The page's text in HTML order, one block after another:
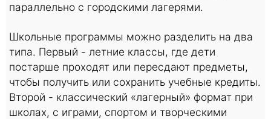
параллельно с городскими лагерями.
Школьные программы можно разделить на два
типа. Первый - летние классы, где дети
постарше проходят или пересдают предметы,
чтобы получить или сохранить учебные кредиты.
Второй - классический «лагерный» формат при
школах, с играми, спортом и творческими